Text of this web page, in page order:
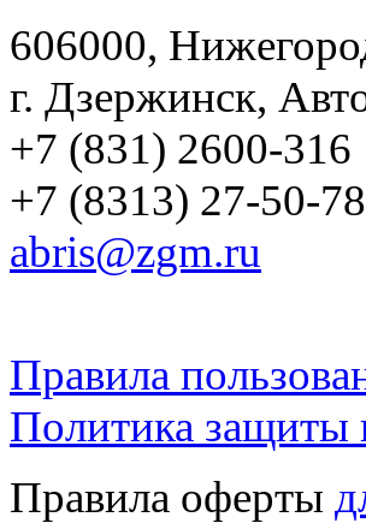
606000,
г. Дзержинск,
+7 (831) 2600-316
+7 (8313) 27-50-78
abris@zgm.ru
Правила
Политика защиты
Правила оферты